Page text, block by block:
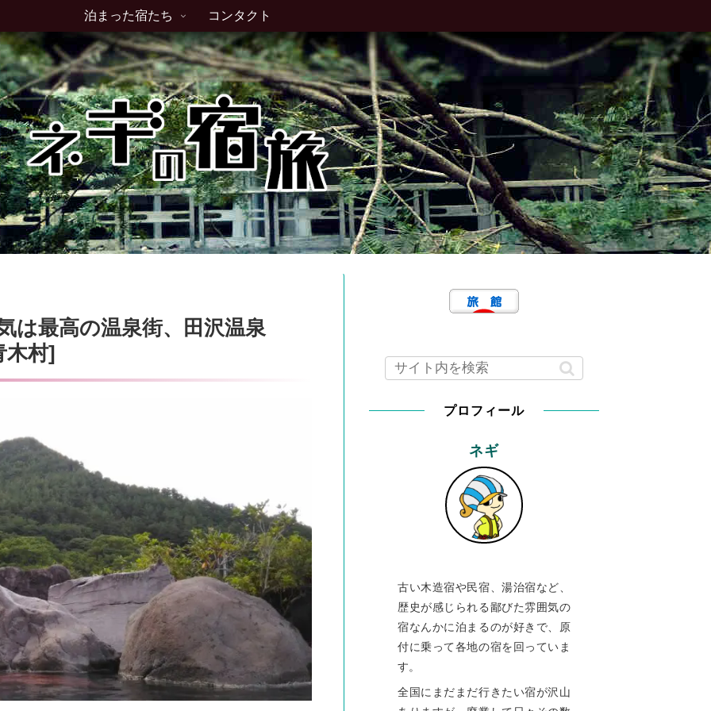
泊まった宿たち コンタクト
最高の温泉街、田沢温泉
村]
プロフィール
ネギ
古い木造宿や民宿、湯治宿など、
歴史が感じられる鄙びた雰囲気の
宿なんかに泊まるのが好きで、原
付に乗って各地の宿を回っていま
す。
全国にまだまだ行きたい宿が沢山